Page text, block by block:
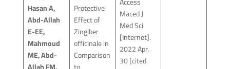
Maced J
Med Sci
[Internet].
2022 Apr.
30 [cited
Protective
Effect of
Zingiber
officinale in
Comparison
Hasan A,
Abd-Allah
E-EE,
Mahmoud
ME, Abd-